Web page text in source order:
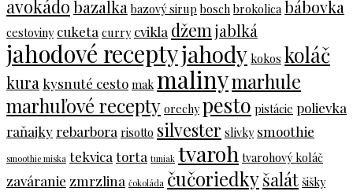
avokádobazalka bazový sirup bosch brokolica bábovka
cestoviny cuketa curry cvikla džem jablká
jahodové receptyjahody kokos koláč
kura kysnuté cesto mak malinymarhule
marhuľové recepty orechy pesto pistácie polievka
raňajkyrebarbora risotto silvester slivky smoothie
smoothie miska tekvica torta tuniak tvaroh tvarohový koláč
zaváranie zmrzlina čokoláda čučoriedkyšalát šišky